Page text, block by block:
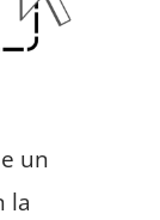
un
la